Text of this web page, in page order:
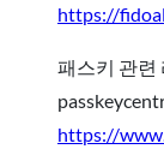
https://
패스키 관련
https://